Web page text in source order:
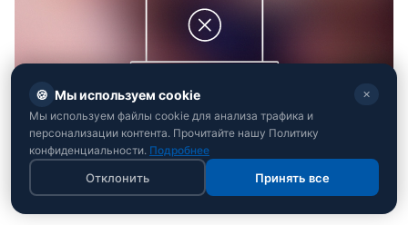
🍪 Мы используем cookie ✕
Мы используем файлы cookie для анализа трафика и
персонализации контента. Прочитайте нашу Политику
конфиденциальности. Подробнее
Отклонить Принять все